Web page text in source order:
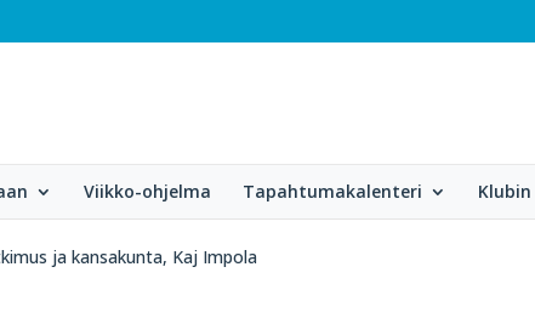
Viikko-ohjelma Tapahtumakalenteri
ja kansakunta, Kaj Impola